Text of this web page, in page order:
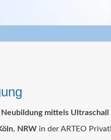
mittels Ultraschall
, NRW in der ARTEO